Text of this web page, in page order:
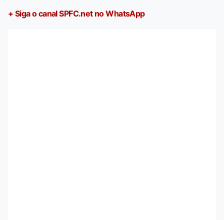
+ Siga o canal SPFC.net no WhatsApp